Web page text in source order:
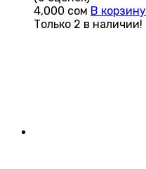
4,000 сом В корзину
Только 2 в наличии!